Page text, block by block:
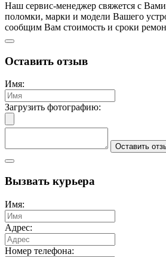
Наш сервис-менеджер свяжется с Вами
поломки, марки и модели Вашего
сообщим Вам стоимость и сроки
Оставить отзыв
Имя:
Загрузить фотографию:
Оставить
Вызвать курьера
Имя:
Адрес:
Номер телефона: